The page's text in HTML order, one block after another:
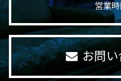
営業
お問